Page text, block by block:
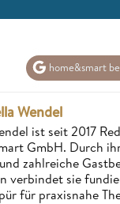
home&smart
Wendel
ist seit 2017
GmbH. Durch
zahlreiche
verbindet sie
für praxisnahe